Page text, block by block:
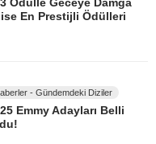
Ödülle Geceye Damga
En Prestijli Ödülleri
- Gündemdeki Diziler
Emmy Adayları Belli